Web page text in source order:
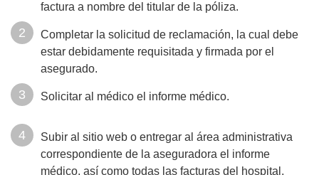
factura a nombre del titular de la póliza.
Completar la solicitud de reclamación, la cual debe
estar debidamente requisitada y firmada por el
asegurado.
Solicitar al médico el informe médico.
Subir al sitio web o entregar al área administrativa
correspondiente de la aseguradora el informe
médico, así como todas las facturas del hospital,